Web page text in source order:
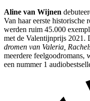
Aline van Wijnen
Van haar eerste historische
werden ruim 45.000
met de Valentijnprijs 2021.
dromen van Valeria,
meerdere feelgoodromans,
een nummer 1